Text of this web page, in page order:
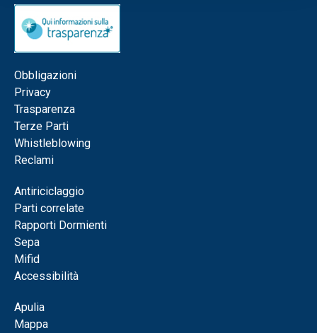
Obbligazioni
Privacy
Trasparenza
Terze Parti
Whistleblowing
Reclami
Antiriciclaggio
Parti correlate
Rapporti Dormienti
Sepa
Mifid
Accessibilità
Apulia
Mappa